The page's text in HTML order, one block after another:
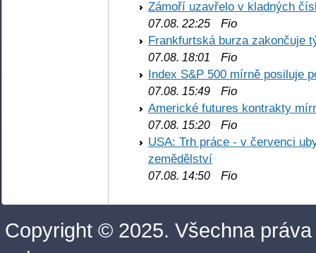
Zámoří uzavřelo v kladných
07.08. 22:25 Fio
Frankfurtská burza zakončuje
07.08. 18:01
Fio
Index S&P 500 mírně posiluje
07.08. 15:49 Fio
Americké futures kontrakty
07.08. 15:20 Fio
USA: Trh práce - v červenci
zemědělství
07.08. 14:50 Fio
Copyright © 2025. Všechna práva